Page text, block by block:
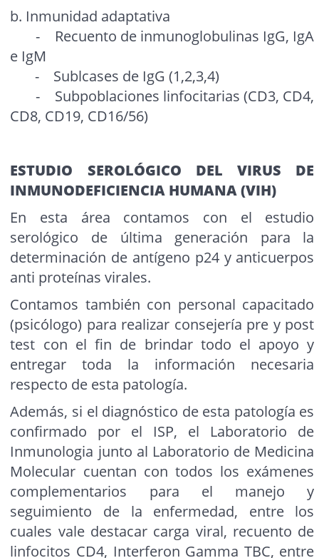
b. Inmunidad adaptativa
- Recuento de inmunoglobulinas IgG, IgA
e IgM
- Sublcases de IgG (1,2,3,4)
- Subpoblaciones linfocitarias (CD3, CD4,
CD8, CD19, CD16/56)
ESTUDIO SEROLÓGICO DEL VIRUS DE
INMUNODEFICIENCIA HUMANA (VIH)
En esta área contamos con el estudio
serológico de última generación para la
determinación de antígeno p24 y anticuerpos
anti proteínas virales.
Contamos también con personal capacitado
(psicólogo) para realizar consejería pre y post
test con el fin de brindar todo el apoyo y
entregar toda la información necesaria
respecto de esta patología.
Además, si el diagnóstico de esta patología es
confirmado por el ISP, el Laboratorio de
Inmunologia junto al Laboratorio de Medicina
Molecular cuentan con todos los exámenes
complementarios para el manejo y
seguimiento de la enfermedad, entre los
cuales vale destacar carga viral, recuento de
linfocitos CD4, Interferon Gamma TBC, entre